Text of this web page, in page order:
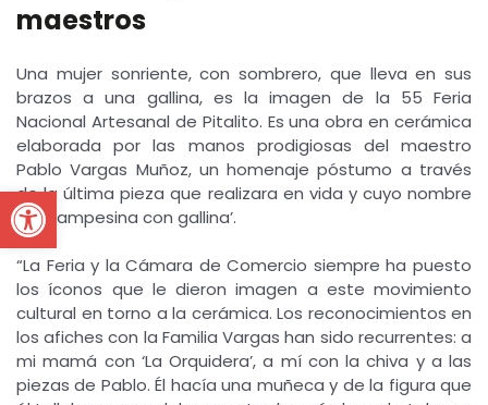
Open toolbar
maestros
Una mujer sonriente, con sombrero, que lleva en sus
brazos a una gallina, es la imagen de la 55 Feria
Nacional Artesanal de Pitalito. Es una obra en cerámica
elaborada por las manos prodigiosas del maestro
Pablo Vargas Muñoz, un homenaje póstumo a través
de la última pieza que realizara en vida y cuyo nombre
es ‘Campesina con gallina’.
“La Feria y la Cámara de Comercio siempre ha puesto
los íconos que le dieron imagen a este movimiento
cultural en torno a la cerámica. Los reconocimientos en
los afiches con la Familia Vargas han sido recurrentes: a
mi mamá con ‘La Orquidera’, a mí con la chiva y a las
piezas de Pablo. Él hacía una muñeca y de la figura que